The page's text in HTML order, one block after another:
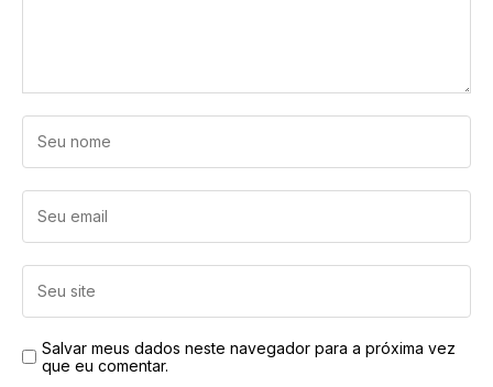
Salvar meus dados neste navegador para a próxima vez
que eu comentar.